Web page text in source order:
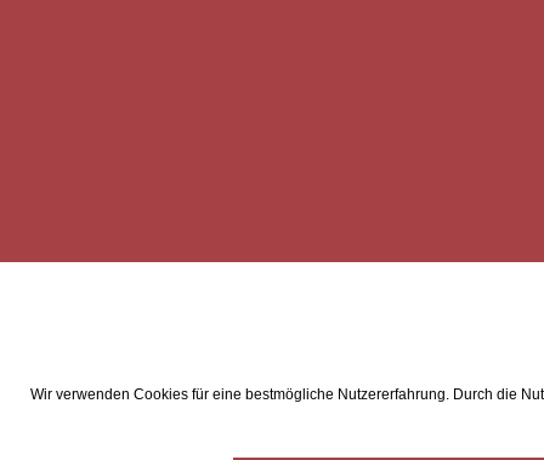
Wir verwenden Cookies für eine bestmögliche Nutzererfahrung. Durch die